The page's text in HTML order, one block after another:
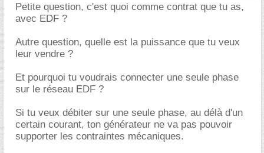
Petite question, c'est quoi comme contrat que tu as,
avec EDF ?
Autre question, quelle est la puissance que tu veux
leur vendre ?
Et pourquoi tu voudrais connecter une seule phase
sur le réseau EDF ?
Si tu veux débiter sur une seule phase, au délà d'un
certain courant, ton générateur ne va pas pouvoir
supporter les contraintes mécaniques.